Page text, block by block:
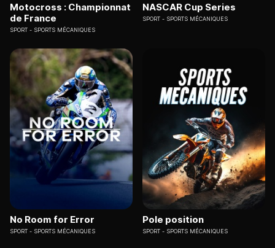
Motocross : Championnat
de France
SPORT SPORTS MÉCANIQUES
NASCAR Cup Series
SPORT SPORTS MÉCANIQUES
No Room for Error
SPORT SPORTS MÉCANIQUES
Pole position
SPORT SPORTS MÉCANIQUES